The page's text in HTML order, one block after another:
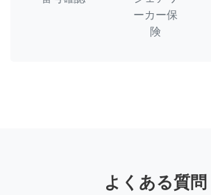
ーカー保
険
よくある質問